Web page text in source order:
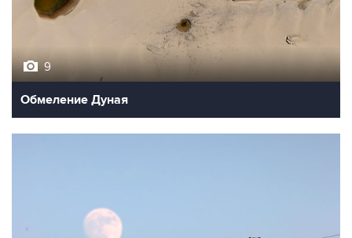
9
Обмеление Дуная